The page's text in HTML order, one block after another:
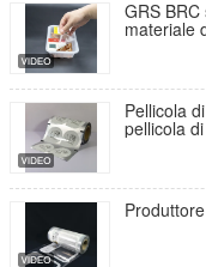
GRS
materiale
Pellicola
pellicola